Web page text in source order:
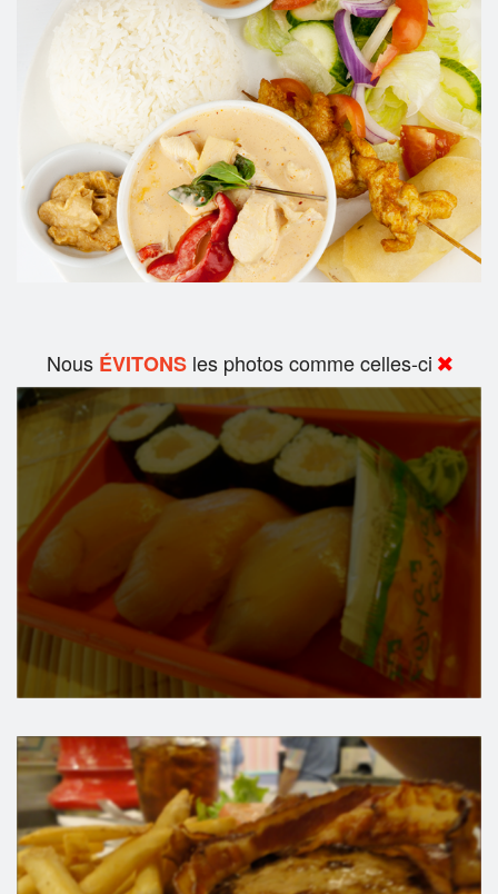
Nous ÉVITONSles photos comme celles-ci